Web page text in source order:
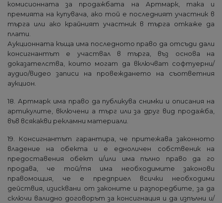
комисионната за продажбата на Артмарк, така и
премията на купувача, ако той е последният участник в
търга или ако крайният участник в търга откаже да
плати.
Аукционната къща има последното право да отсъди дали
консигнантът е участвал в търга, въз основа на
доказателства, които могат да включват софтуерни/
аудио/видео записи на провеждането на съответния
аукцион.
18. Артмарк има право да публикува снимки и описания на
артикулите, включени а търг или за друг вид продажба,
във всякакви рекламни материали.
19. Консигнантът гарантира, че притежава законното
владение на обекта и е едноличен собственик на
предоставения обект и/или има пълно право да го
продава, че той/тя има необходимите законови
правомощия, че е предприел всички необходими
действия, изисквани от законите и разпоредбите, за да
сключи валидно договорът за консигнация и да изпълни и/